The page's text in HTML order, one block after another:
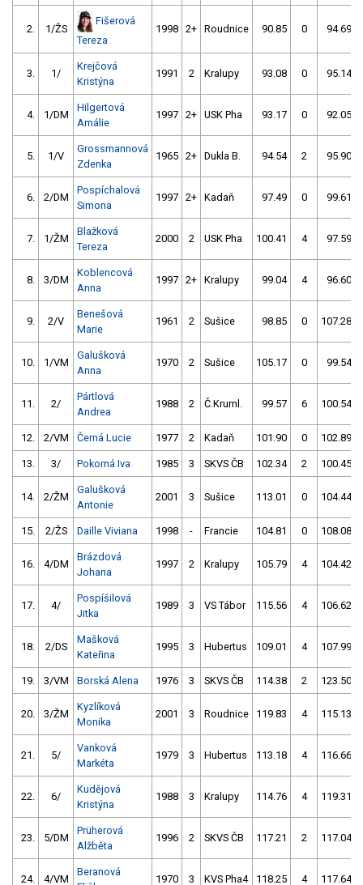
2. 1/ŽS
Fišerová
Tereza
1998 2+ Roudnice 90.85 0 94.69
3. 1/
Krejčová
Kristýna
1991 2 Kralupy 93.08 0 95.14
4. 1/DM
Hilgertová
Amálie
1997 2+ USK Pha 93.17 0 92.05
5. 1/V
Grossmannová
Zdenka
1965 2+ Dukla B. 94.54 2 95.90
6. 2/DM
Pospíchalová
Simona
1997 2+ Kadaň 97.49 0 99.61
7. 1/ŽM
Blažková
Tereza
2000 2 USK Pha 100.41 4 97.59
8. 3/DM
Koblencová
Anna
1997 2+ Kralupy 99.04 4 96.60
9. 2/V
Benešová
Marie
1961 2 Sušice 98.85 0 107.28
10. 1/VM
Galušková
Anna
1970 2 Sušice 105.17 0 99.54
11. 2/
Pártlová
Andrea
1988 2 Č.Kruml. 99.57 6 100.54
12. 2/VM Černá Lucie 1977 2 Kadaň 101.90 0 102.89
13. 3/ Pokorná Iva 1985 3 SKVS ČB 102.34 2 100.45
14. 2/ŽM
Galušková
Antonie
2001 3 Sušice 113.01 0 104.44
15. 2/ŽS Daille Viviana 1998 - Francie 104.81 0 108.08
16. 4/DM
Brázdová
Johana
1997 2 Kralupy 105.79 4 104.42
17. 4/
Pospíšilová
Jitka
1989 3 VS Tábor 115.56 4 106.62
18. 2/DS
Mašková
Kateřina
1995 3 Hubertus 109.01 4 107.99
19. 3/VM Borská Alena 1976 3 SKVS ČB 114.38 2 123.50
20. 3/ŽM
Kyzlíková
Monika
2001 3 Roudnice 119.83 4 115.13
21. 5/
Vanková
Markéta
1979 3 Hubertus 113.18 4 116.66
22. 6/
Kudějová
Kristýna
1988 3 Kralupy 114.76 4 119.31
23. 5/DM
Prüherová
Alžběta
1996 2 SKVS ČB 117.21 2 117.04
24. 4/VM
Beranová
1970 3 KVS Pha4 118.25 4 117.64